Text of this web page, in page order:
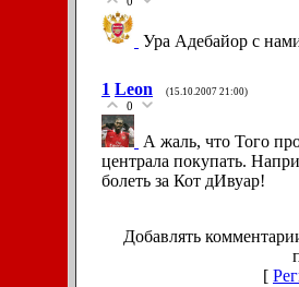
Ура Адебайор с
1 Leon (15.10.2007 21:00)
0
А жаль, что Того
централа покупать.
болеть за Кот дИвуар!
Добавлять
[